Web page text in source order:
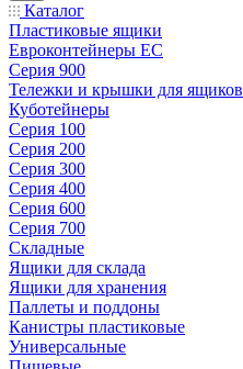
Каталог
Пластиковые ящики
Евроконтейнеры ЕС
Серия 900
Тележки и крышки для ящиков
Куботейнеры
Серия 100
Серия 200
Серия 300
Серия 400
Серия 600
Серия 700
Складные
Ящики для склада
Ящики для хранения
Паллеты и поддоны
Канистры пластиковые
Универсальные